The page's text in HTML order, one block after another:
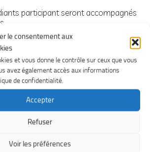
le consentement aux
et vous donne le contrôle sur ceux que vous
avez également accès aux informations
de confidentialité.
Accepter
Refuser
Voir les préférences
participant seront accompagnés
à Londres. Transfert vers
accueil et tour d’orientation des
de bienvenue.
cours : atelier de grammaire,
de documents, expression et